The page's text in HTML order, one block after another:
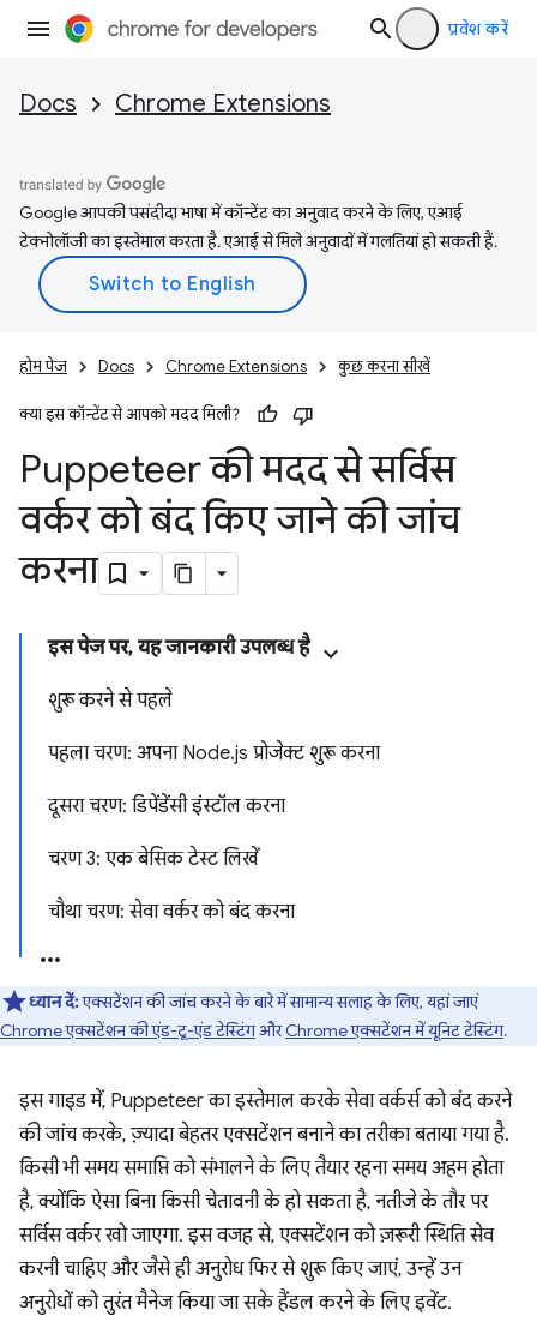
प्रवेश करें
Docs Chrome Extensions
Google आपकी पसंदीदा भाषा में कॉन्टेंट का अनुवाद करने के लिए, एआई
टेक्नोलॉजी का इस्तेमाल करता है. एआई से मिले अनुवादों में गलतियां हो सकती हैं.
होम पेज Docs Chrome Extensions कुछ करना सीखें
क्या इस कॉन्टेंट से आपको मदद मिली?
Puppeteer की मदद से सर्विस
वर्कर को बंद किए जाने की जांच
करना
इस पेज पर, यह जानकारी उपलब्ध है
शुरू करने से पहले
पहला चरण: अपना Node.js प्रोजेक्ट शुरू करना
दूसरा चरण: डिपेंडेंसी इंस्टॉल करना
चरण 3: एक बेसिक टेस्ट लिखें
चौथा चरण: सेवा वर्कर को बंद करना
ध्यान दें:एक्सटेंशन की जांच करने के बारे में सामान्य सलाह के लिए, यहां जाएं
Chrome एक्सटेंशन की एंड-टू-एंड टेस्टिंगऔरChrome एक्सटेंशन में यूनिट टेस्टिंग.
इस गाइड में, Puppeteer का इस्तेमाल करके सेवा वर्कर्स को बंद करने
की जांच करके, ज़्यादा बेहतर एक्सटेंशन बनाने का तरीका बताया गया है.
किसी भी समय समाप्ति को संभालने के लिए तैयार रहना समय अहम होता
है, क्योंकि ऐसा बिना किसी चेतावनी के हो सकता है, नतीजे के तौर पर
सर्विस वर्कर खो जाएगा. इस वजह से, एक्सटेंशन को ज़रूरी स्थिति सेव
करनी चाहिए और जैसे ही अनुरोध फिर से शुरू किए जाएं, उन्हें उन
अनुरोधों को तुरंत मैनेज किया जा सके हैंडल करने के लिए इवेंट.